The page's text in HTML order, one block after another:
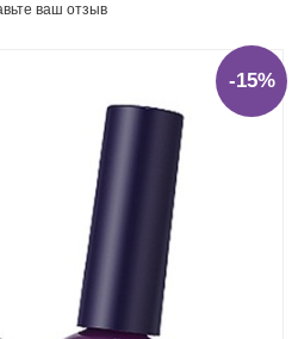
ваш отзыв
-15%